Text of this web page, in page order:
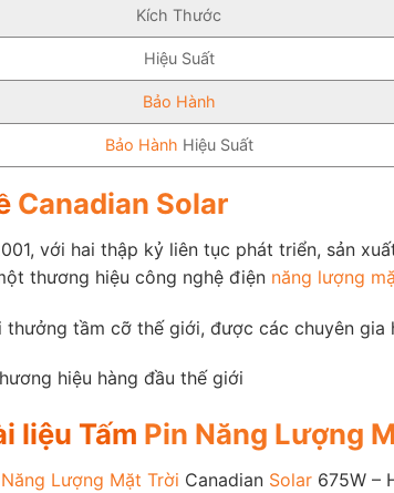
Kích Thước
Hiệu Suất
Bảo Hành
Bảo Hành Hiệu Suất
Canadian Solar
với hai thập kỷ liên tục phát triển, sản
thương hiệu công nghệ điện năng lượng
tầm cỡ thế giới, được các chuyên gia
hiệu hàng đầu thế giới
liệu Tấm Pin Năng Lượng
Lượng Mặt Trời Canadian Solar 675W –